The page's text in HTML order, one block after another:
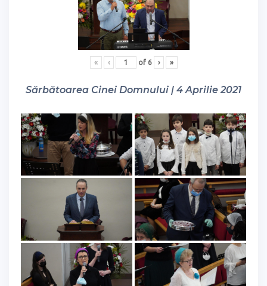
« ‹ of 6 › »
Sărbătoarea Cinei Domnului | 4 Aprilie 2021